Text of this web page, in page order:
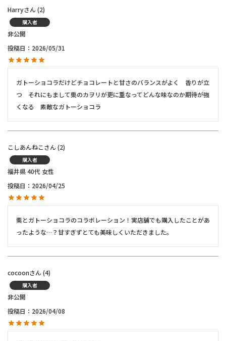
Harry 2
購入者
非公開
投稿日
2026/05/31
ガトーショコラだけどチョコレートと甘さのバランスがよく　香りが立
つ　それにもまして栗のカヲリが更に重なってどんな味なのか期待が強
くなる　素敵なガトーショコラ
こしあんねこ 2
購入者
福井県40代 女性
投稿日
2026/04/25
栗とガトーショコラのコラボレーション！実店舗でも購入したことがあ
ったような…？甘すぎずとても美味しくいただきました。
cocoon 4
購入者
非公開
投稿日
2026/04/08